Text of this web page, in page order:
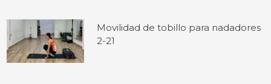
Movilidad de tobillo para nadadores
2-21